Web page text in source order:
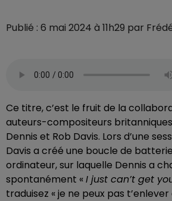
Publié : 6 mai 2024 à 11h29 par
Ce titre, c’est le fruit de la
auteurs-compositeurs
Dennis et Rob Davis. Lors d’une
Davis a créé une boucle de
ordinateur, sur laquelle Dennis a
spontanément «I just can’t get
traduisez « je ne peux pas